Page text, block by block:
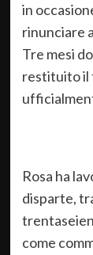
in
rinunciare
Tre mesi
restituito il
Rosa ha
disparte,
come